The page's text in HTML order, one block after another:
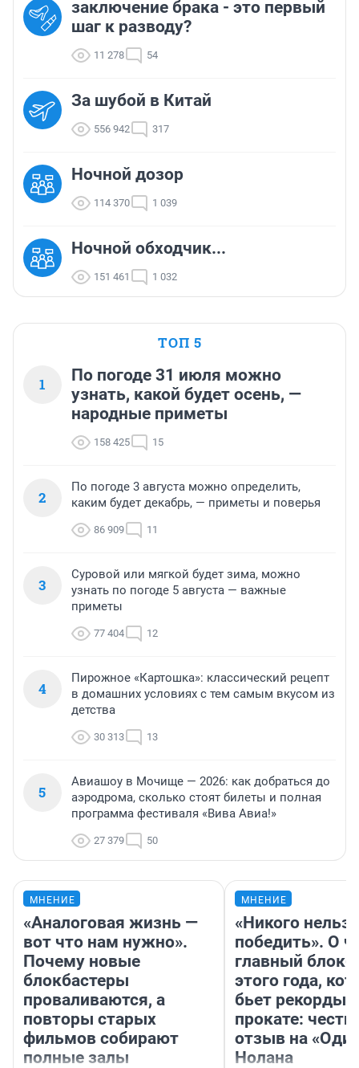
заключение брака - это первый
шаг к разводу?
11 278 54
За шубой в Китай
556 942 317
Ночной дозор
114 370 1 039
Ночной обходчик...
151 461 1 032
ТОП 5
1
По погоде 31 июля можно
узнать, какой будет осень, —
народные приметы
158 425 15
2
По погоде 3 августа можно определить,
каким будет декабрь, — приметы и поверья
86 909 11
3
Суровой или мягкой будет зима, можно
узнать по погоде 5 августа — важные
приметы
77 404 12
4
Пирожное «Картошка»: классический рецепт
в домашних условиях с тем самым вкусом из
детства
30 313 13
5
Авиашоу в Мочище — 2026: как добраться до
аэродрома, сколько стоят билеты и полная
программа фестиваля «Вива Авиа!»
27 379 50
МНЕНИЕ
«Аналоговая жизнь —
вот что нам нужно».
Почему новые
блокбастеры
проваливаются, а
повторы старых
фильмов собирают
полные залы
МНЕНИЕ
«Никого нельзя
победить». О
главный
этого года,
бьет рекорды в
прокате:
отзыв на
Нолана